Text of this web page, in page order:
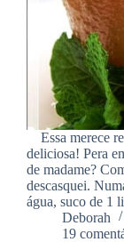
Essa merece
deliciosa! Pera
de madame?
descasquei.
água, suco de 1
Deborah
19